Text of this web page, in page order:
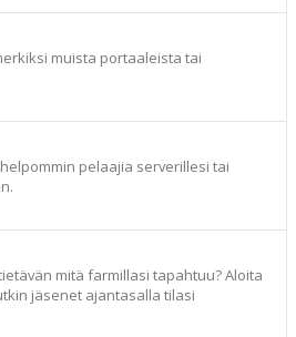
muista portaaleista tai
pelaajia serverillesi tai
mitä farmillasi tapahtuu? Aloita
jäsenet ajantasalla tilasi